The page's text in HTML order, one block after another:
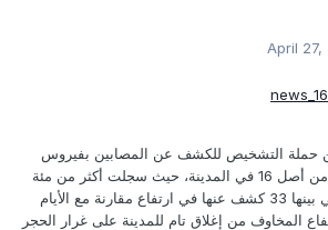
April
التشخيص للكشف عن المصابين بفيروس
كورونا لتشمل 12 منطقة من أصل 16 في المدينة، حيث سجلت أكثر من مئة
إصابة منذ الأسبوع الماضي بينها 33 كشف عنها في ارتفاع مقارنة مع الأيام
المخاوف من إغلاق تام للمدينة على غرار الحجر